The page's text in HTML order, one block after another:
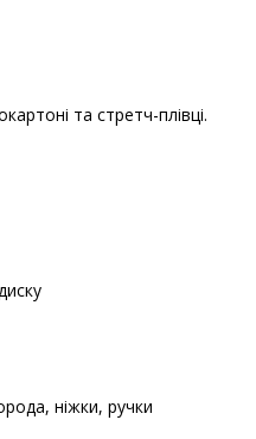
та стретч-плівці.
ніжки, ручки